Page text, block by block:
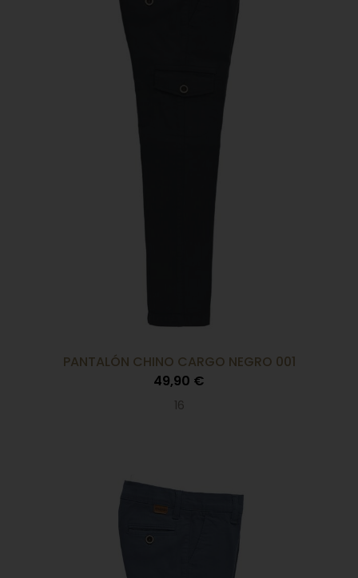
PANTALÓN CHINO CARGO NEGRO 001
49,90 €
16